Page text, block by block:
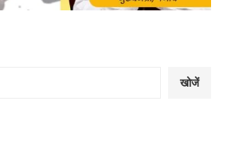
खोजें